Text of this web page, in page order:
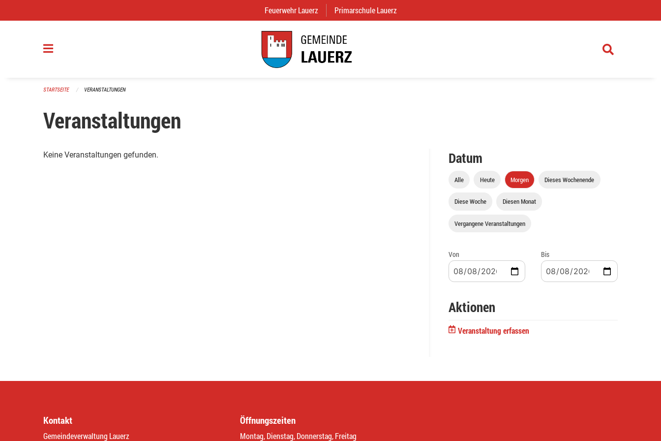
Feuerwehr Lauerz (External Link)
Primarschule Lauerz
STARTSEITE VERANSTALTUNGEN
Veranstaltungen
Keine Veranstaltungen gefunden. Datum
Alle Heute Morgen Dieses Wochenende
Diese Woche Diesen Monat
Vergangene Veranstaltungen
Von Bis
Aktionen
Veranstaltung erfassen
Kontakt
Gemeindeverwaltung Lauerz
Öffnungszeiten
Montag, Dienstag, Donnerstag, Freitag